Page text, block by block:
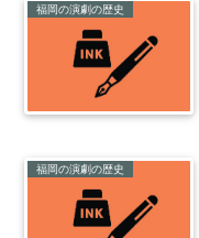
福岡の演劇の歴史
福岡の演劇の歴史